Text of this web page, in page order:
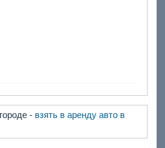
- взять в аренду авто в